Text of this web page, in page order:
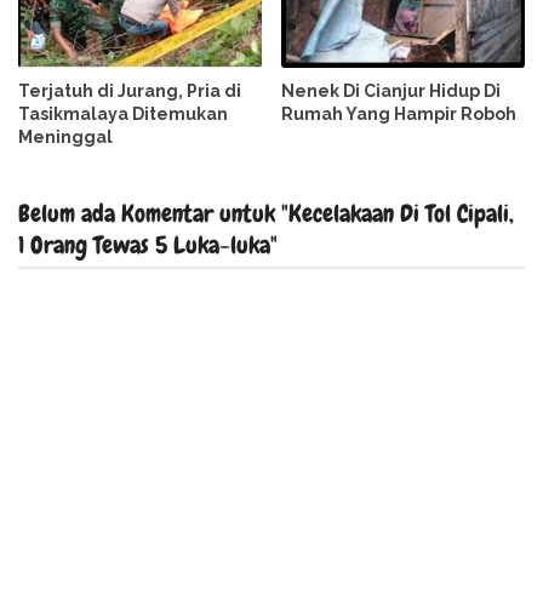
Terjatuh di Jurang, Pria di
Tasikmalaya Ditemukan
Meninggal
Nenek Di Cianjur Hidup Di
Rumah Yang Hampir Roboh
Belum ada Komentar untuk "Kecelakaan Di Tol Cipali,
1 Orang Tewas 5 Luka-luka"